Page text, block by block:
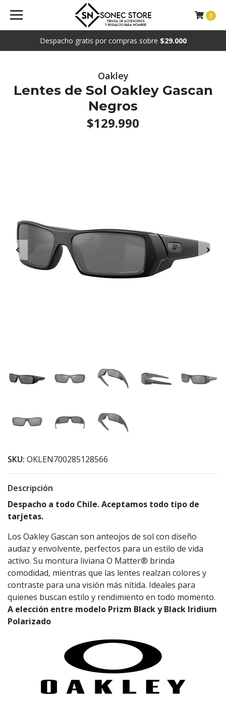
Despacho gratis por compras sobre $29.000
0
Oakley
Lentes de Sol Oakley Gascan
Negros
$129.990
SKU: OKLEN700285128566
Descripción
Despacho a todo Chile. Aceptamos todo tipo de
tarjetas.
Los Oakley Gascan son anteojos de sol con diseño
audaz y envolvente, perfectos para un estilo de vida
activo. Su montura liviana O Matter® brinda
comodidad, mientras que las lentes realzan colores y
contraste para una visión más nítida. Ideales para
quienes buscan estilo y rendimiento en todo momento.
A elección entre modelo Prizm Black y Black Iridium
Polarizado